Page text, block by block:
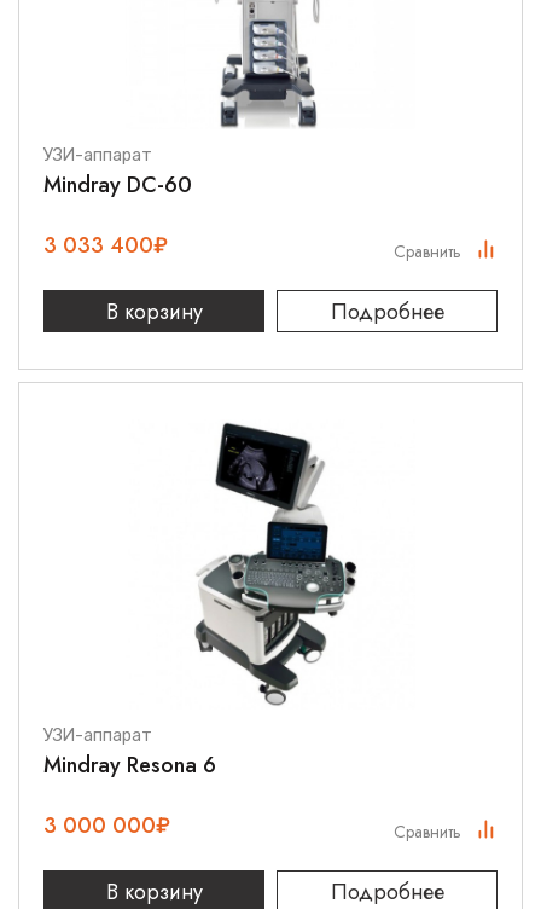
УЗИ-аппарат
Mindray DC-60
3 033 400₽
В корзину Подробнее
Сравнить
УЗИ-аппарат
Mindray Resona 6
3 000 000₽
В корзину Подробнее
Сравнить